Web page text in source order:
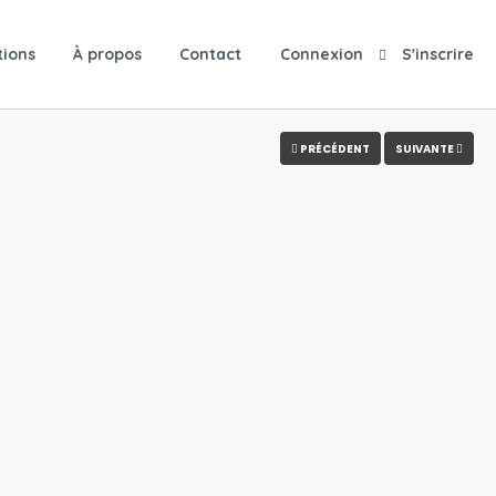
À propos Contact Connexion S'inscrire
PRÉCÉDENT SUIVANTE